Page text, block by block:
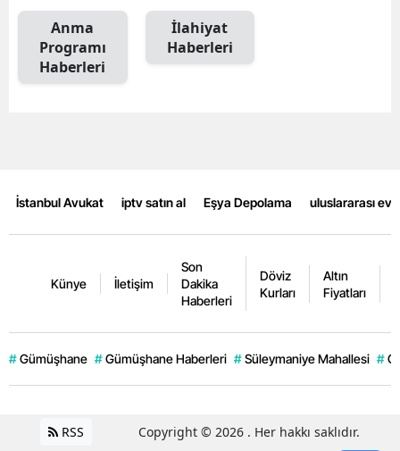
Isparta
Kayseri
Kırklareli
Kırşehir
Kocaeli
Kütahya
Anma
Programı
Haberleri
İlahiyat
Haberleri
İstanbul Avukat iptv satın al Eşya Depolama uluslararası
Künye İletişim
Son
Dakika
Haberleri
Döviz
Kurları
Altın
Fiyatları
# Gümüşhane # Gümüşhane Haberleri # Süleymaniye Mahallesi #
RSS Copyright © 2026 . Her hakkı saklıdır.